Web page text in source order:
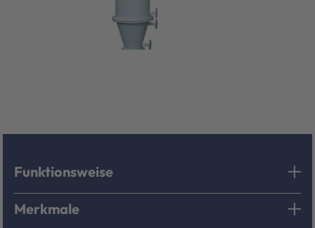
Funktionsweise
Merkmale